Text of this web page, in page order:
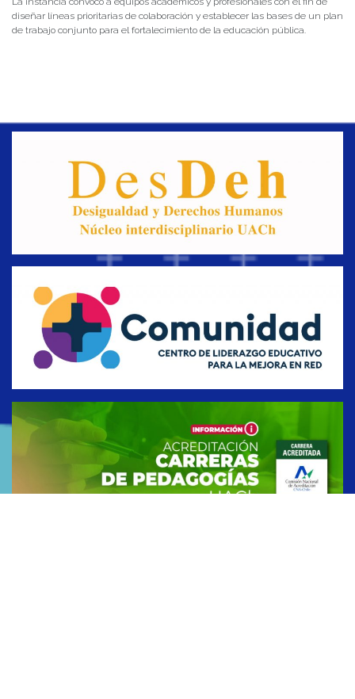
diseñar líneas prioritarias de colaboración y establecer las bases de un plan
de trabajo conjunto para el fortalecimiento de la educación pública.